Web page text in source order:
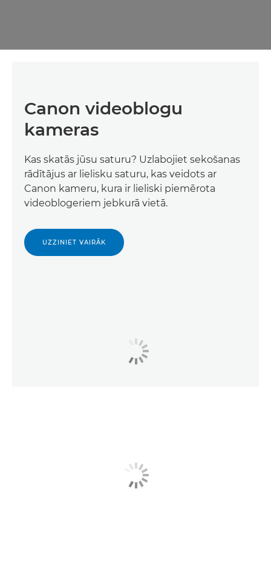
Canon videoblogu
kameras
Kas skatās jūsu saturu? Uzlabojiet sekošanas
rādītājus ar lielisku saturu, kas veidots ar
Canon kameru, kura ir lieliski piemērota
videoblogeriem jebkurā vietā.
UZZINIET VAIRĀK